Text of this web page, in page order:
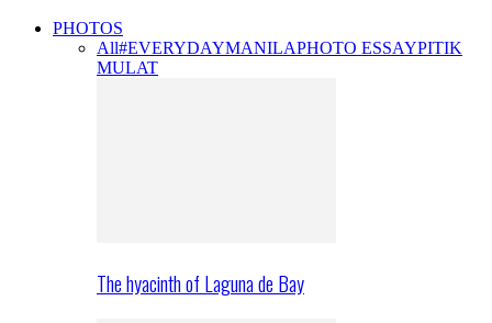
PHOTOS
All#EVERYDAYMANILAPHOTO ESSAYPITIK
MULAT
The hyacinth of Laguna de Bay